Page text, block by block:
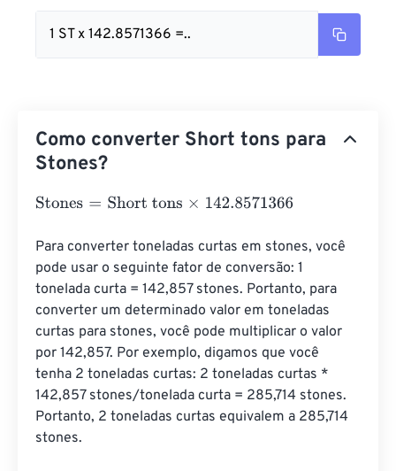
1 ST x 142.8571366 =..
Como converter Short tons para
Stones?
Stones= Short tons×142.8571366
Para converter toneladas curtas em stones, você
pode usar o seguinte fator de conversão: 1
tonelada curta = 142,857 stones. Portanto, para
converter um determinado valor em toneladas
curtas para stones, você pode multiplicar o valor
por 142,857. Por exemplo, digamos que você
tenha 2 toneladas curtas: 2 toneladas curtas *
142,857 stones/tonelada curta = 285,714 stones.
Portanto, 2 toneladas curtas equivalem a 285,714
stones.